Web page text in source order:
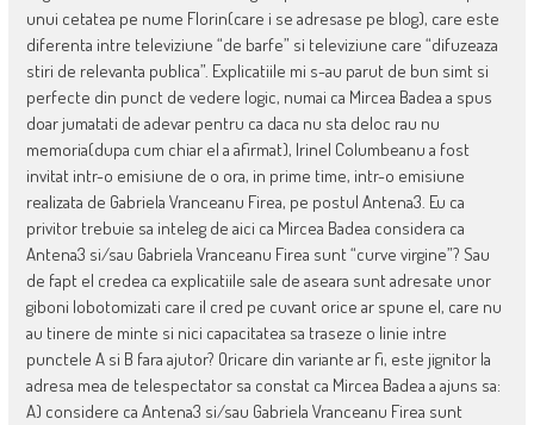
unui cetatea pe nume Florin(care i se adresase pe blog), care este
diferenta intre televiziune “de barfe” si televiziune care “difuzeaza
stiri de relevanta publica”. Explicatiile mi s-au parut de bun simt si
perfecte din punct de vedere logic, numai ca Mircea Badea a spus
doar jumatati de adevar pentru ca daca nu sta deloc rau nu
memoria(dupa cum chiar el a afirmat), Irinel Columbeanu a fost
invitat intr-o emisiune de o ora, in prime time, intr-o emisiune
realizata de Gabriela Vranceanu Firea, pe postul Antena3. Eu ca
privitor trebuie sa inteleg de aici ca Mircea Badea considera ca
Antena3 si/sau Gabriela Vranceanu Firea sunt “curve virgine”? Sau
de fapt el credea ca explicatiile sale de aseara sunt adresate unor
giboni lobotomizati care il cred pe cuvant orice ar spune el, care nu
au tinere de minte si nici capacitatea sa traseze o linie intre
punctele A si B fara ajutor? Oricare din variante ar fi, este jignitor la
adresa mea de telespectator sa constat ca Mircea Badea a ajuns sa:
A) considere ca Antena3 si/sau Gabriela Vranceanu Firea sunt